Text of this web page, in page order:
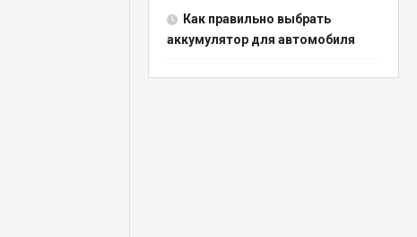
Как правильно выбрать
аккумулятор для автомобиля